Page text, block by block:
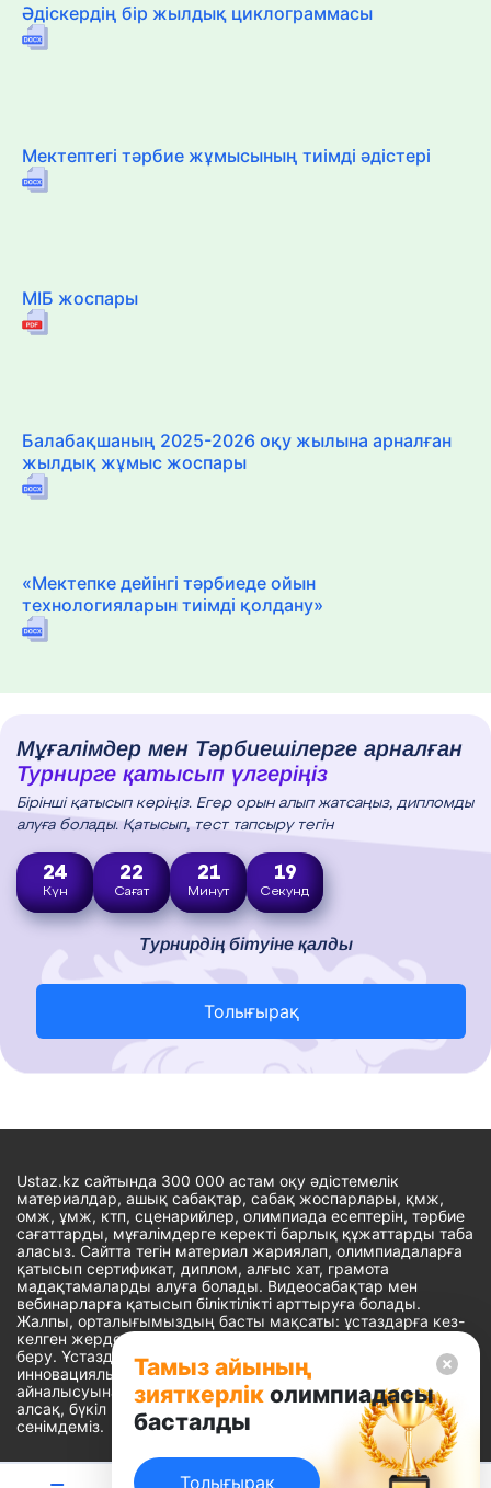
Тамыз айының
зияткерлік олимпиадасы
басталды
Толығырақ
Әдіскердің бір жылдық циклограммасы
Мектептегі тәрбие жұмысының тиімді әдістері
МІБ жоспары
Балабақшаның 2025-2026 оқу жылына арналған
жылдық жұмыс жоспары
«Мектепке дейінгі тәрбиеде ойын
технологияларын тиімді қолдану»
Мұғалімдер мен Тәрбиешілерге арналған
Турнирге қатысып үлгеріңіз
Бірінші қатысып көріңіз. Егер орын алып жатсаңыз, дипломды
алуға болады. Қатысып, тест тапсыру тегін
24
Күн
22
Сағат
21
Минут
18
Секунд
Турнирдің бітуіне қалды
Толығырақ
Ustaz.kz сайтында 300 000 астам оқу әдістемелік
материалдар, ашық сабақтар, сабақ жоспарлары, қмж,
омж, ұмж, ктп, сценарийлер, олимпиада есептерін, тәрбие
сағаттарды, мұғалімдерге керекті барлық құжаттарды таба
аласыз. Сайтта тегін материал жариялап, олимпиадаларға
қатысып сертификат, диплом, алғыс хат, грамота
мадақтамаларды алуға болады. Видеосабақтар мен
вебинарларға қатысып біліктілікті арттыруға болады.
Жалпы, орталығымыздың басты мақсаты: ұстаздарға кез-
келген жерде, кез-келген уақытта білім алуына мүмкіндік
беру. Ұстаздардың барлық өзекті мәселелеріне
инновациялық шешім тауып, шығармашылық жұмыспен
айналысуына уақыт сыйлау. «Ұстаздарға сапалы білім бере
алсақ, бүкіл Қазақ еліне білім бере аламыз» - деген
сенімдеміз.